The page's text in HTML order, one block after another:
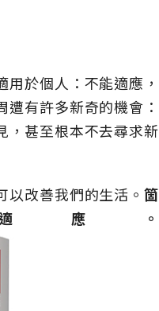
於個人：不能適應，
遭有許多新奇的機會：
，甚至根本不去尋求新
以改善我們的生活。箇
應。